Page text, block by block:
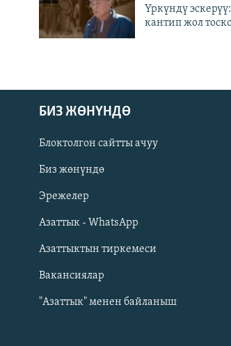
Русский
ОНЛАЙН ШЕРИНЕ
Үркүндү
кантип жол
БИЗ ЖӨНҮНДӨ
Блоктолгон сайтты ачуу
Биз жөнүндө
Эрежелер
Азаттык - WhatsApp
Азаттыктын тиркемеси
Вакансиялар
"Азаттык" менен байланыш